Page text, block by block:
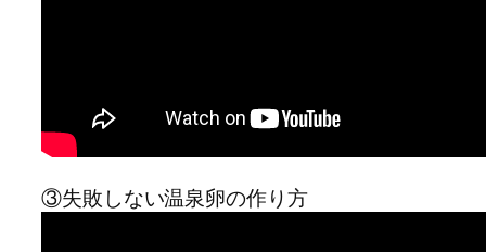
③失敗しない温泉卵の作り方